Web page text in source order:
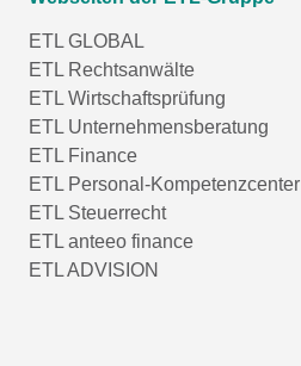
ETL GLOBAL
ETL Rechtsanwälte
ETL Wirtschaftsprüfung
ETL Unternehmensberatung
ETL Finance
ETL Personal-Kompetenzcenter
ETL Steuerrecht
ETL anteeo finance
ETL ADVISION